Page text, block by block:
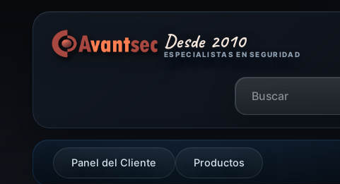
Desde 2010
ESPECIALISTAS EN SEGURIDAD
Panel del Cliente Productos